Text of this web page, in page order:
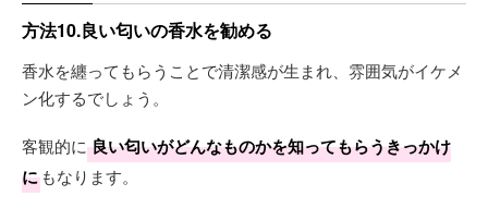
方法10.良い匂いの香水を勧める
香水を纏ってもらうことで清潔感が生まれ、雰囲気がイケメ
ン化するでしょう。
客観的に 良い匂いがどんなものかを知ってもらうきっかけ
に もなります。